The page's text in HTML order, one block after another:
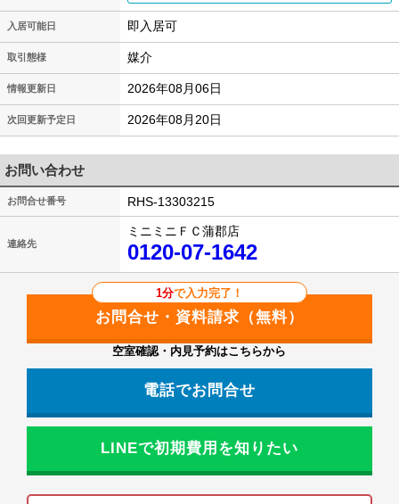
入居可能日 即入居可
取引態様 媒介
情報更新日 2026年08月06日
次回更新予定日 2026年08月20日
お問い合わせ
お問合せ番号 RHS-13303215
連絡先
ミニミニＦＣ蒲郡店
0120-07-1642
1分で入力完了！
空室確認・内見予約はこちらから
電話でお問合せ
LINEで初期費用を知りたい